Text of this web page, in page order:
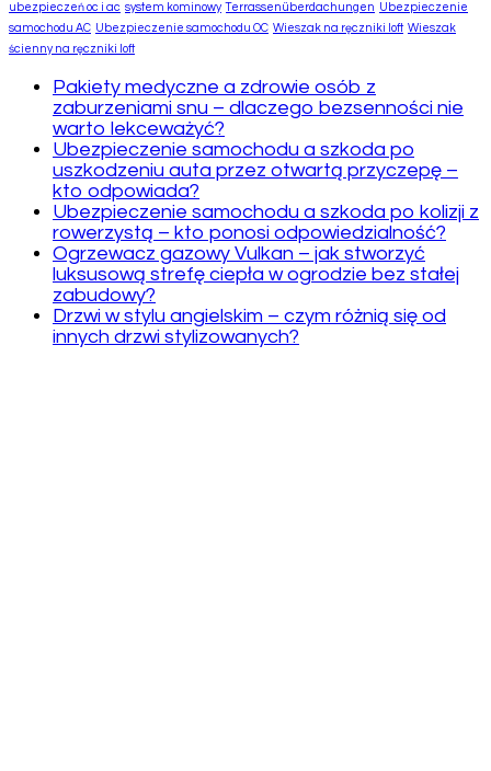
ubezpieczeń oc i ac system kominowy Terrassenüberdachungen Ubezpieczenie
samochodu AC Ubezpieczenie samochodu OC Wieszak na ręczniki loft Wieszak
ścienny na ręczniki loft
Pakiety medyczne a zdrowie osób z
zaburzeniami snu – dlaczego bezsenności nie
warto lekceważyć?
Ubezpieczenie samochodu a szkoda po
uszkodzeniu auta przez otwartą przyczepę –
kto odpowiada?
Ubezpieczenie samochodu a szkoda po kolizji z
rowerzystą – kto ponosi odpowiedzialność?
Ogrzewacz gazowy Vulkan – jak stworzyć
luksusową strefę ciepła w ogrodzie bez stałej
zabudowy?
Drzwi w stylu angielskim – czym różnią się od
innych drzwi stylizowanych?